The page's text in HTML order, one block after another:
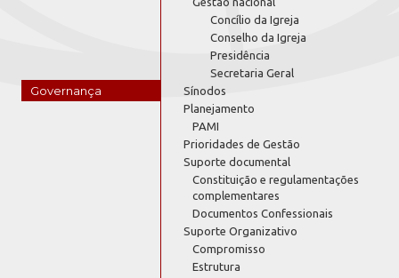
Governança
Concílio da Igreja
Conselho da Igreja
Presidência
Secretaria Geral
Sínodos
Planejamento
PAMI
Prioridades de Gestão
Suporte documental
Constituição e regulamentações
complementares
Documentos Confessionais
Suporte Organizativo
Compromisso
Estrutura